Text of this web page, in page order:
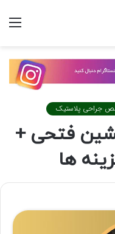
تغییر
جراحی پلاستیک
فتحی +
ها